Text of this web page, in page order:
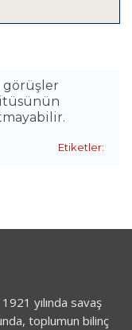
görüşler
Etiketler:
yılında savaş
toplumun bilinç